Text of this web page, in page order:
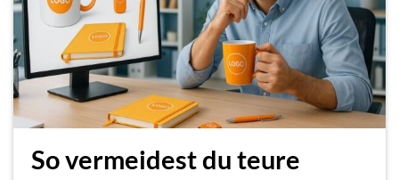
So vermeidest du teure